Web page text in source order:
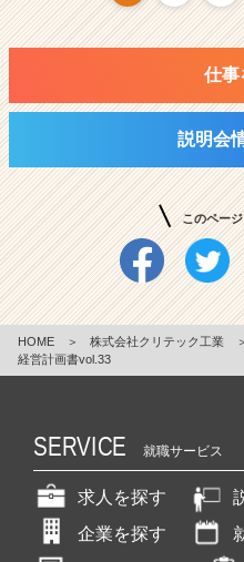
仕事
説明会
このペー
HOME ＞ 株式会社クリテック工業 ＞
経営計画書vol.33
SERVICE 就職サービス
求人を探す
企業を探す